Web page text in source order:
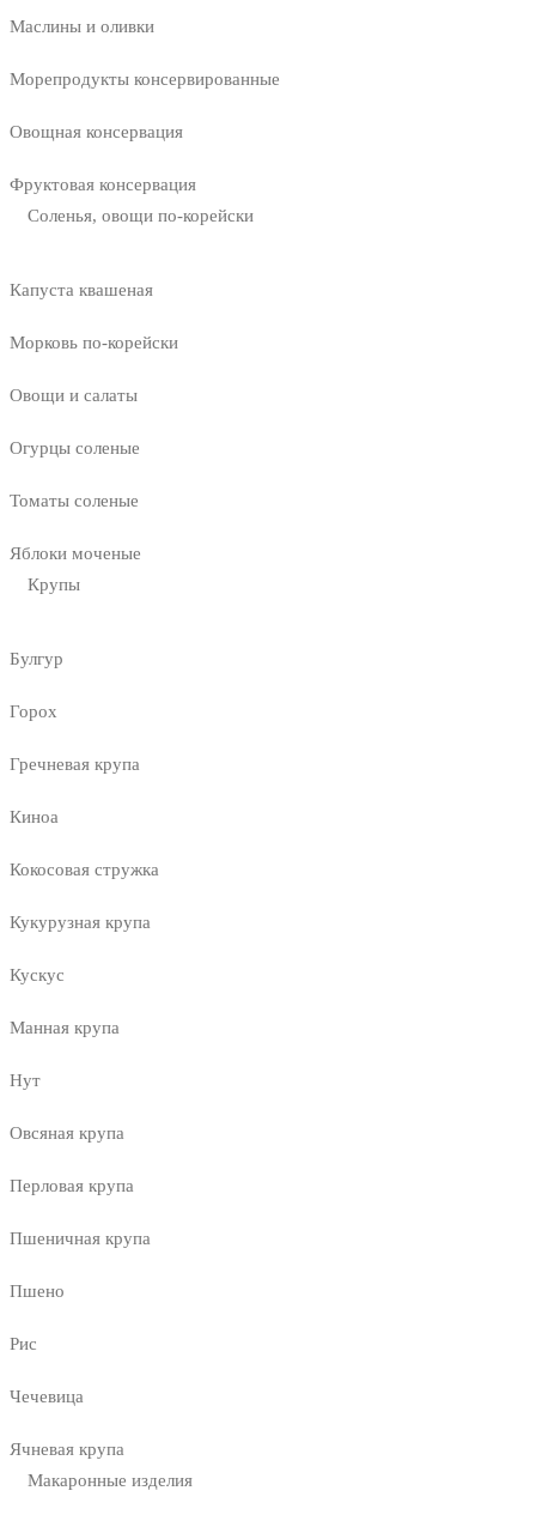
Маслины и оливки
Морепродукты консервированные
Овощная консервация
Фруктовая консервация
Соленья, овощи по-корейски
Капуста квашеная
Морковь по-корейски
Овощи и салаты
Огурцы соленые
Томаты соленые
Яблоки моченые
Крупы
Булгур
Горох
Гречневая крупа
Киноа
Кокосовая стружка
Кукурузная крупа
Кускус
Манная крупа
Нут
Овсяная крупа
Перловая крупа
Пшеничная крупа
Пшено
Рис
Чечевица
Ячневая крупа
Макаронные изделия